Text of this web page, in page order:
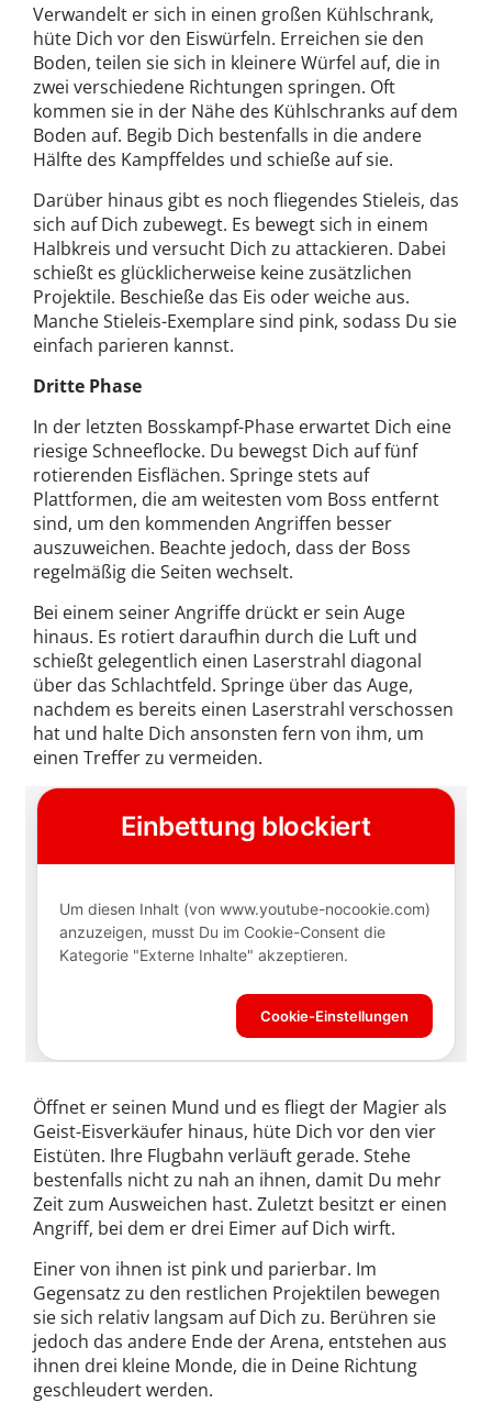
Verwandelt er sich in einen großen Kühlschrank,
hüte Dich vor den Eiswürfeln. Erreichen sie den
Boden, teilen sie sich in kleinere Würfel auf, die in
zwei verschiedene Richtungen springen. Oft
kommen sie in der Nähe des Kühlschranks auf dem
Boden auf. Begib Dich bestenfalls in die andere
Hälfte des Kampffeldes und schieße auf sie.
Darüber hinaus gibt es noch fliegendes Stieleis, das
sich auf Dich zubewegt. Es bewegt sich in einem
Halbkreis und versucht Dich zu attackieren. Dabei
schießt es glücklicherweise keine zusätzlichen
Projektile. Beschieße das Eis oder weiche aus.
Manche Stieleis-Exemplare sind pink, sodass Du sie
einfach parieren kannst.
Dritte Phase
In der letzten Bosskampf-Phase erwartet Dich eine
riesige Schneeflocke. Du bewegst Dich auf fünf
rotierenden Eisflächen. Springe stets auf
Plattformen, die am weitesten vom Boss entfernt
sind, um den kommenden Angriffen besser
auszuweichen. Beachte jedoch, dass der Boss
regelmäßig die Seiten wechselt.
Bei einem seiner Angriffe drückt er sein Auge
hinaus. Es rotiert daraufhin durch die Luft und
schießt gelegentlich einen Laserstrahl diagonal
über das Schlachtfeld. Springe über das Auge,
nachdem es bereits einen Laserstrahl verschossen
hat und halte Dich ansonsten fern von ihm, um
einen Treffer zu vermeiden.
Öffnet er seinen Mund und es fliegt der Magier als
Geist-Eisverkäufer hinaus, hüte Dich vor den vier
Eistüten. Ihre Flugbahn verläuft gerade. Stehe
bestenfalls nicht zu nah an ihnen, damit Du mehr
Zeit zum Ausweichen hast. Zuletzt besitzt er einen
Angriff, bei dem er drei Eimer auf Dich wirft.
Einer von ihnen ist pink und parierbar. Im
Gegensatz zu den restlichen Projektilen bewegen
sie sich relativ langsam auf Dich zu. Berühren sie
jedoch das andere Ende der Arena, entstehen aus
ihnen drei kleine Monde, die in Deine Richtung
geschleudert werden.